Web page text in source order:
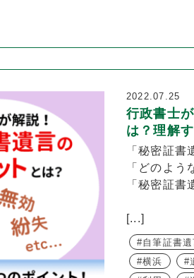
2022.07.25
行政書士
は？理解
「秘密証書
「どのよう
「秘密証書
[...]
自筆証書遺
横浜